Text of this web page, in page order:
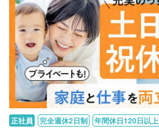
正社員 完全週休2日制 年間休日120日以上